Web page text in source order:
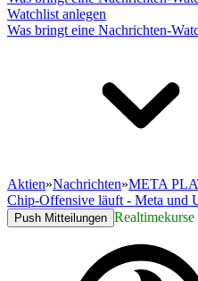
Watchlist anlegen
Was bringt eine Nachrichten-
Aktien»Nachrichten»META
Chip-Offensive läuft - Meta und
Push Mitteilungen